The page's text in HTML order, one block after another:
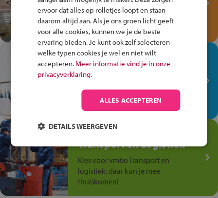
Speel het Fiets Veilig Verkeersspel
en win een Cortina-fiets!
In de winkel ben je op je
plek!
op de winkelvloer, waar elke dag
anders is!
Jouw talent in de
Transport en Logistiek
Kies voor vmbo Transport en
logistiek: daar kun je mee
thuiskomen!
ervoor dat alles op rolletjes loopt en staan
daarom altijd aan. Als je ons groen licht geeft
voor alle cookies, kunnen we je de beste
ervaring bieden. Je kunt ook zelf selecteren
welke typen cookies je wel en niet wilt
accepteren. Meer informatie vind je in onze
privacyverklaring.
ALLES ACCEPTEREN
DETAILS WEERGEVEN